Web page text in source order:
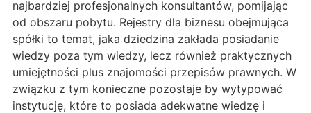
najbardziej profesjonalnych konsultantów, pomijając
od obszaru pobytu. Rejestry dla biznesu obejmująca
spółki to temat, jaka dziedzina zakłada posiadanie
wiedzy poza tym wiedzy, lecz również praktycznych
umiejętności plus znajomości przepisów prawnych. W
związku z tym konieczne pozostaje by wytypować
instytucję, które to posiada adekwatne wiedzę i